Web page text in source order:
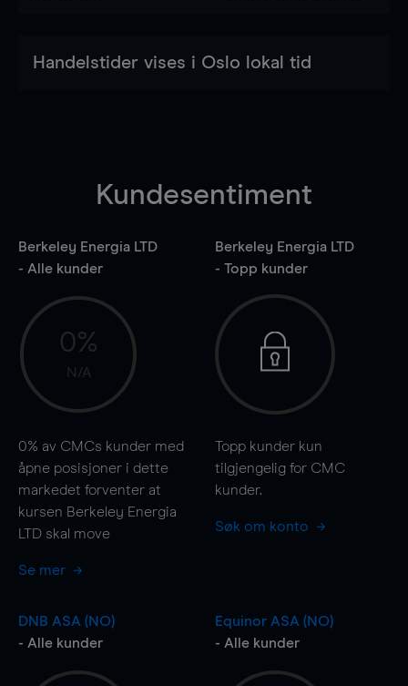
Handelstider vises i Oslo lokal tid
Kundesentiment
Berkeley Energia LTD
- Alle kunder
0%
N/A
0% av CMCs kunder med
åpne posisjoner i dette
markedet forventer at
kursen Berkeley Energia
LTD skal move
Se mer
Berkeley Energia LTD
- Topp kunder
Topp kunder kun
tilgjengelig for CMC
kunder.
Søk om konto
DNB ASA (NO)
- Alle kunder
Equinor ASA (NO)
- Alle kunder